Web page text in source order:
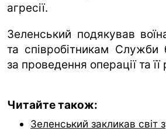
агресії.
Зеленський подякував
та співробітникам Служби
за проведення операції та її
Читайте також:
Зеленський закликав світ